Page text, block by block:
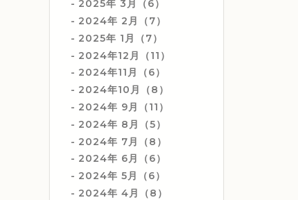
2025年 3月（6）
2024年 2月（7）
2025年 1月（7）
2024年12月（11）
2024年11月（6）
2024年10月（8）
2024年 9月（11）
2024年 8月（5）
2024年 7月（8）
2024年 6月（6）
2024年 5月（6）
2024年 4月（8）